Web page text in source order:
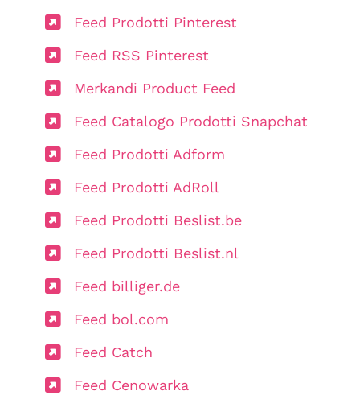
Feed Prodotti Pinterest
Feed RSS Pinterest
Merkandi Product Feed
Feed Catalogo Prodotti Snapchat
Feed Prodotti Adform
Feed Prodotti AdRoll
Feed Prodotti Beslist.be
Feed Prodotti Beslist.nl
Feed billiger.de
Feed bol.com
Feed Catch
Feed Cenowarka